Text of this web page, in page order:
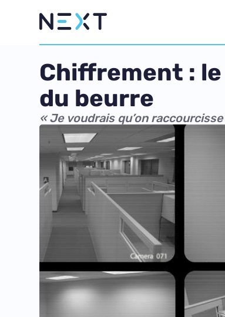
Chiffrement :
du beurre
« Je voudrais qu’on